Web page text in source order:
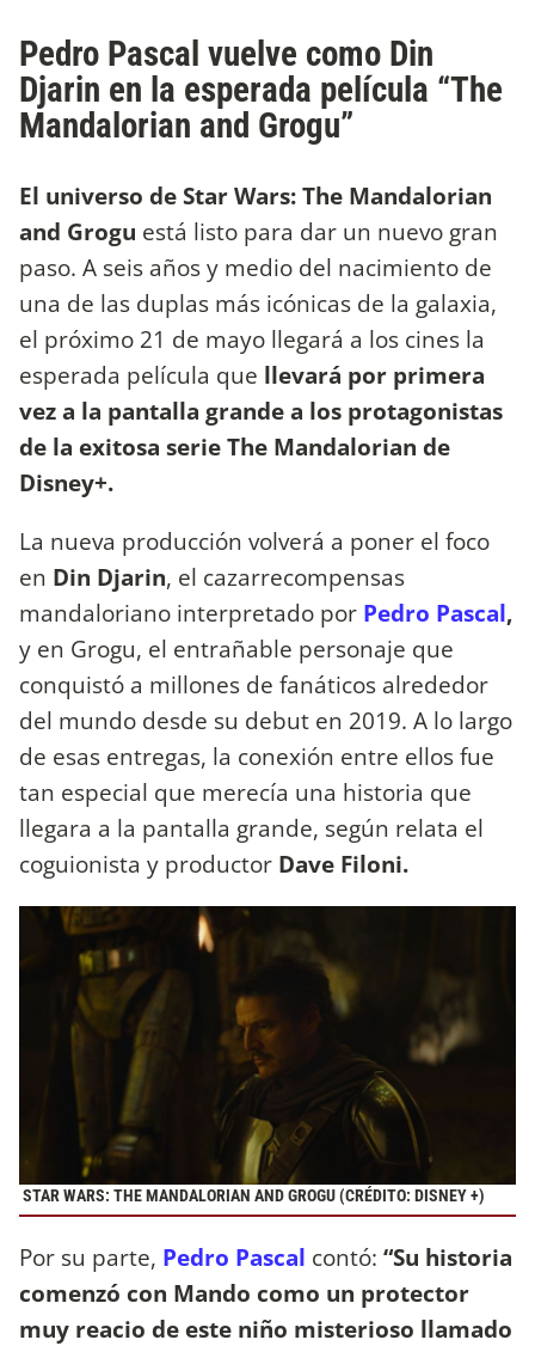
Pedro Pascal vuelve como Din
Djarin en la esperada película “The
Mandalorian and Grogu”
El universo de Star Wars: The Mandalorian
and Grogu está listo para dar un nuevo gran
paso. A seis años y medio del nacimiento de
una de las duplas más icónicas de la galaxia,
el próximo 21 de mayo llegará a los cines la
esperada película que llevará por primera
vez a la pantalla grande a los protagonistas
de la exitosa serie The Mandalorian de
Disney+.
La nueva producción volverá a poner el foco
en Din Djarin, el cazarrecompensas
mandaloriano interpretado por Pedro Pascal,
y en Grogu, el entrañable personaje que
conquistó a millones de fanáticos alrededor
del mundo desde su debut en 2019. A lo largo
de esas entregas, la conexión entre ellos fue
tan especial que merecía una historia que
llegara a la pantalla grande, según relata el
coguionista y productor Dave Filoni.
STAR WARS: THE MANDALORIAN AND GROGU (CRÉDITO: DISNEY +)
Por su parte, Pedro Pascal contó: “Su historia
comenzó con Mando como un protector
muy reacio de este niño misterioso llamado